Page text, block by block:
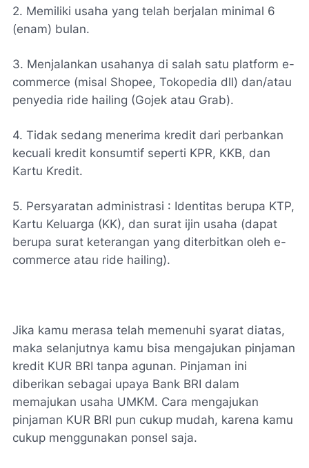
2. Memiliki usaha yang telah berjalan minimal 6
(enam) bulan.
3. Menjalankan usahanya di salah satu platform e-
commerce (misal Shopee, Tokopedia dll) dan/atau
penyedia ride hailing (Gojek atau Grab).
4. Tidak sedang menerima kredit dari perbankan
kecuali kredit konsumtif seperti KPR, KKB, dan
Kartu Kredit.
5. Persyaratan administrasi : Identitas berupa KTP,
Kartu Keluarga (KK), dan surat ijin usaha (dapat
berupa surat keterangan yang diterbitkan oleh e-
commerce atau ride hailing).
Jika kamu merasa telah memenuhi syarat diatas,
maka selanjutnya kamu bisa mengajukan pinjaman
kredit KUR BRI tanpa agunan. Pinjaman ini
diberikan sebagai upaya Bank BRI dalam
memajukan usaha UMKM. Cara mengajukan
pinjaman KUR BRI pun cukup mudah, karena kamu
cukup menggunakan ponsel saja.